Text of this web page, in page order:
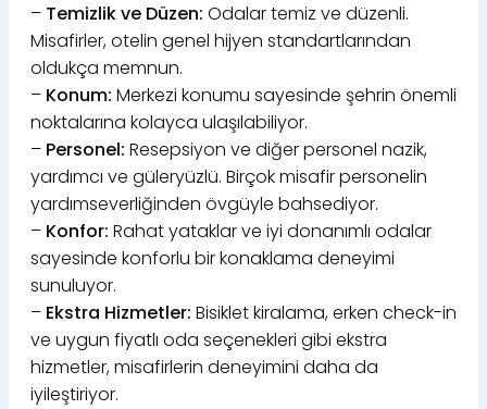
– Temizlik ve Düzen: Odalar temiz ve düzenli.
Misafirler, otelin genel hijyen standartlarından
oldukça memnun.
– Konum: Merkezi konumu sayesinde şehrin önemli
noktalarına kolayca ulaşılabiliyor.
– Personel: Resepsiyon ve diğer personel nazik,
yardımcı ve güleryüzlü. Birçok misafir personelin
yardımseverliğinden övgüyle bahsediyor.
– Konfor: Rahat yataklar ve iyi donanımlı odalar
sayesinde konforlu bir konaklama deneyimi
sunuluyor.
– Ekstra Hizmetler: Bisiklet kiralama, erken check-in
ve uygun fiyatlı oda seçenekleri gibi ekstra
hizmetler, misafirlerin deneyimini daha da
iyileştiriyor.